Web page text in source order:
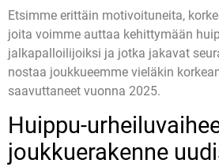
Etsimme erittäin motivoituneita,
joita voimme auttaa kehittymään
jalkapalloilijoiksi ja jotka jakavat
nostaa joukkueemme vieläkin
saavuttaneet vuonna 2025.
Huippu-
joukkuerakenne